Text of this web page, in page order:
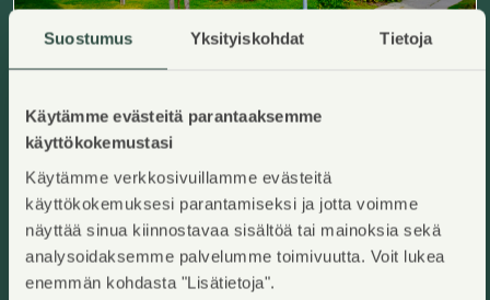
Suostumus Yksityiskohdat Tietoja
Käytämme evästeitä parantaaksemme
käyttökokemustasi
Käytämme verkkosivuillamme evästeitä
käyttökokemuksesi parantamiseksi ja jotta voimme
näyttää sinua kiinnostavaa sisältöä tai mainoksia sekä
analysoidaksemme palvelumme toimivuutta. Voit lukea
enemmän kohdasta "Lisätietoja".
Lounatuulentie 7 A 12
Tuusula, Klaavonkallio
Vuokrakoti
4h+k+s+parv,Kerrostalo
Vuokra/kk:1268,61€
Rakennusvuosi:2013
Kerros :2/2